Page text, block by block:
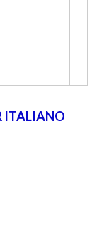
ITALIANO